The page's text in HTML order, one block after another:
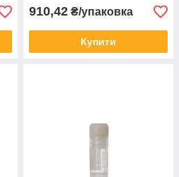
910,42 ₴/упаковка
Купити